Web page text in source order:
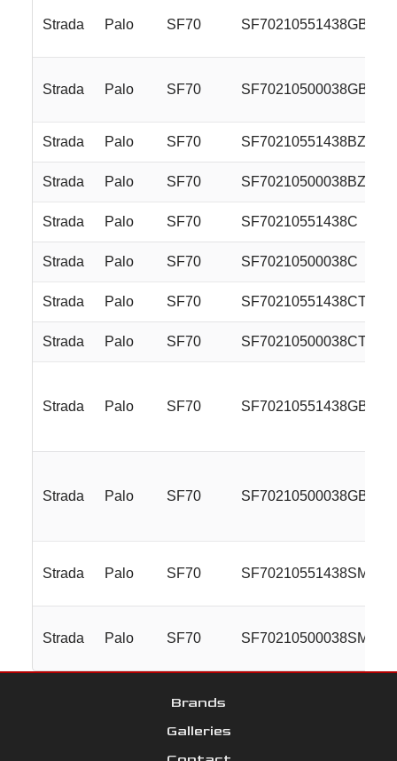
Strada Palo SF70 SF70210551438GB
Strada Palo SF70 SF70210500038GB
Strada Palo SF70 SF70210551438BZ
Strada Palo SF70 SF70210500038BZ
Strada Palo SF70 SF70210551438C
Strada Palo SF70 SF70210500038C
Strada Palo SF70 SF70210551438CT
Strada Palo SF70 SF70210500038CT
Strada Palo SF70 SF70210551438GBM
Strada Palo SF70 SF70210500038GBM
Strada Palo SF70 SF70210551438SM
Strada Palo SF70 SF70210500038SM
Brands
Galleries